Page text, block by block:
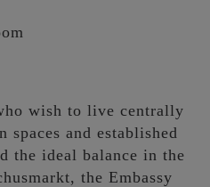
wish to live centrally
and established
the ideal balance in the
the Embassy